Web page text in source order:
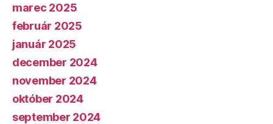
marec 2025
február 2025
január 2025
december 2024
november 2024
október 2024
september 2024